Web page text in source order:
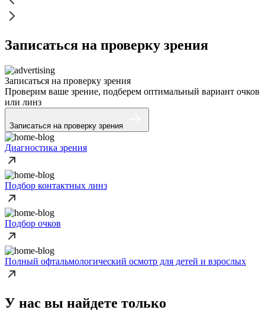
Записаться на проверку зрения
Записаться на проверку зрения
Проверим ваше зрение, подберем оптимальный вариант очков
или линз
Записаться на проверку зрения
Диагностика зрения
Подбор контактных линз
Подбор очков
Полный офтальмологический осмотр для детей и взрослых
У нас вы найдете только